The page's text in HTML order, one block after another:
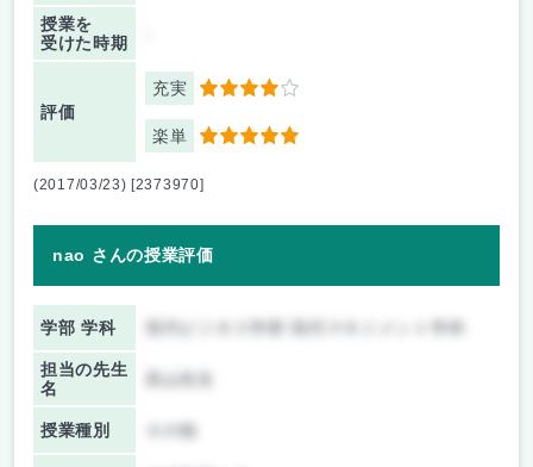
授業を
受けた時期
評価
充実 4
楽単 5
(2017/03/23) [2373970]
nao さんの授業評価
学部 学科
担当の先生
名
授業種別 その他